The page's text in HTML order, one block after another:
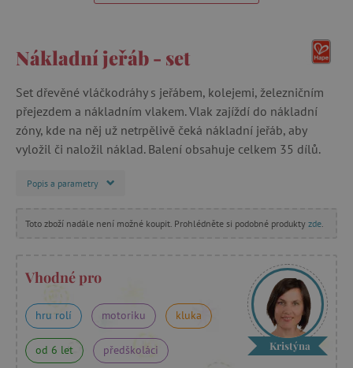
Nákladní jeřáb - set
Set dřevěné vláčkodráhy s jeřábem, kolejemi, železničním
přejezdem a nákladním vlakem. Vlak zajíždí do nákladní
zóny, kde na něj už netrpělivě čeká nákladní jeřáb, aby
vyložil či naložil náklad. Balení obsahuje celkem 35 dílů.
Popis a parametry
Toto zboží nadále není možné koupit. Prohlédněte si podobné produkty zde
Vhodné pro
hru rolí motoriku kluka
od 6 let předškoláci Kristýna